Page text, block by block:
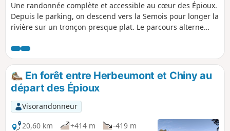
Une randonnée complète et accessible au cœur des Épioux.
Depuis le parking, on descend vers la Semois pour longer la
rivière sur un tronçon presque plat. Le parcours alterne
montées, notamment vers le château des Épioux et les
hauteurs boisées. On redescend vers la Semois à travers les
arbres, on suit des ruisseaux de plus en plus moussus,
avant de rejoindre la Vanne des Moines et de grimper vers
la Roche du Chat.
En forêt entre Herbeumont et Chiny au
départ des Épioux
Visorandonneur
20,60 km
+414 m
-419 m